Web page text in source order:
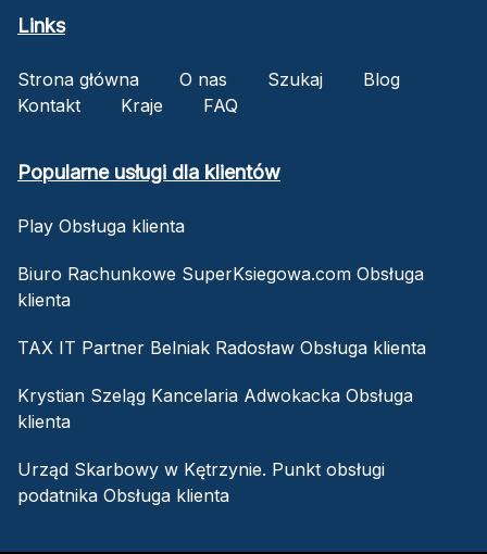
Links
Strona główna O nas Szukaj
Blog
Kontakt
Kraje FAQ
Popularne usługi dla klientów
Play Obsługa klienta
Biuro Rachunkowe SuperKsiegowa.com Obsługa
klienta
TAX IT Partner Belniak Radosław Obsługa klienta
Krystian Szeląg Kancelaria Adwokacka Obsługa
klienta
Urząd Skarbowy w Kętrzynie. Punkt obsługi
podatnika Obsługa klienta